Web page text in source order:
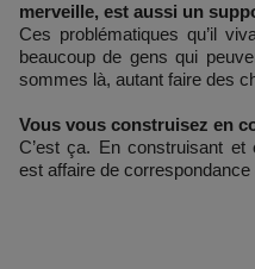
merveille, est aussi un
Ces problématiques qu’il
beaucoup de gens qui
sommes là, autant faire des
Vous vous construisez en
C’est ça. En construisant
est affaire de correspondance